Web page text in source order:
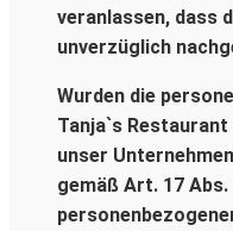
veranlassen, dass
unverzüglich
Wurden die
Tanja`s
unser
gemäß Art. 17